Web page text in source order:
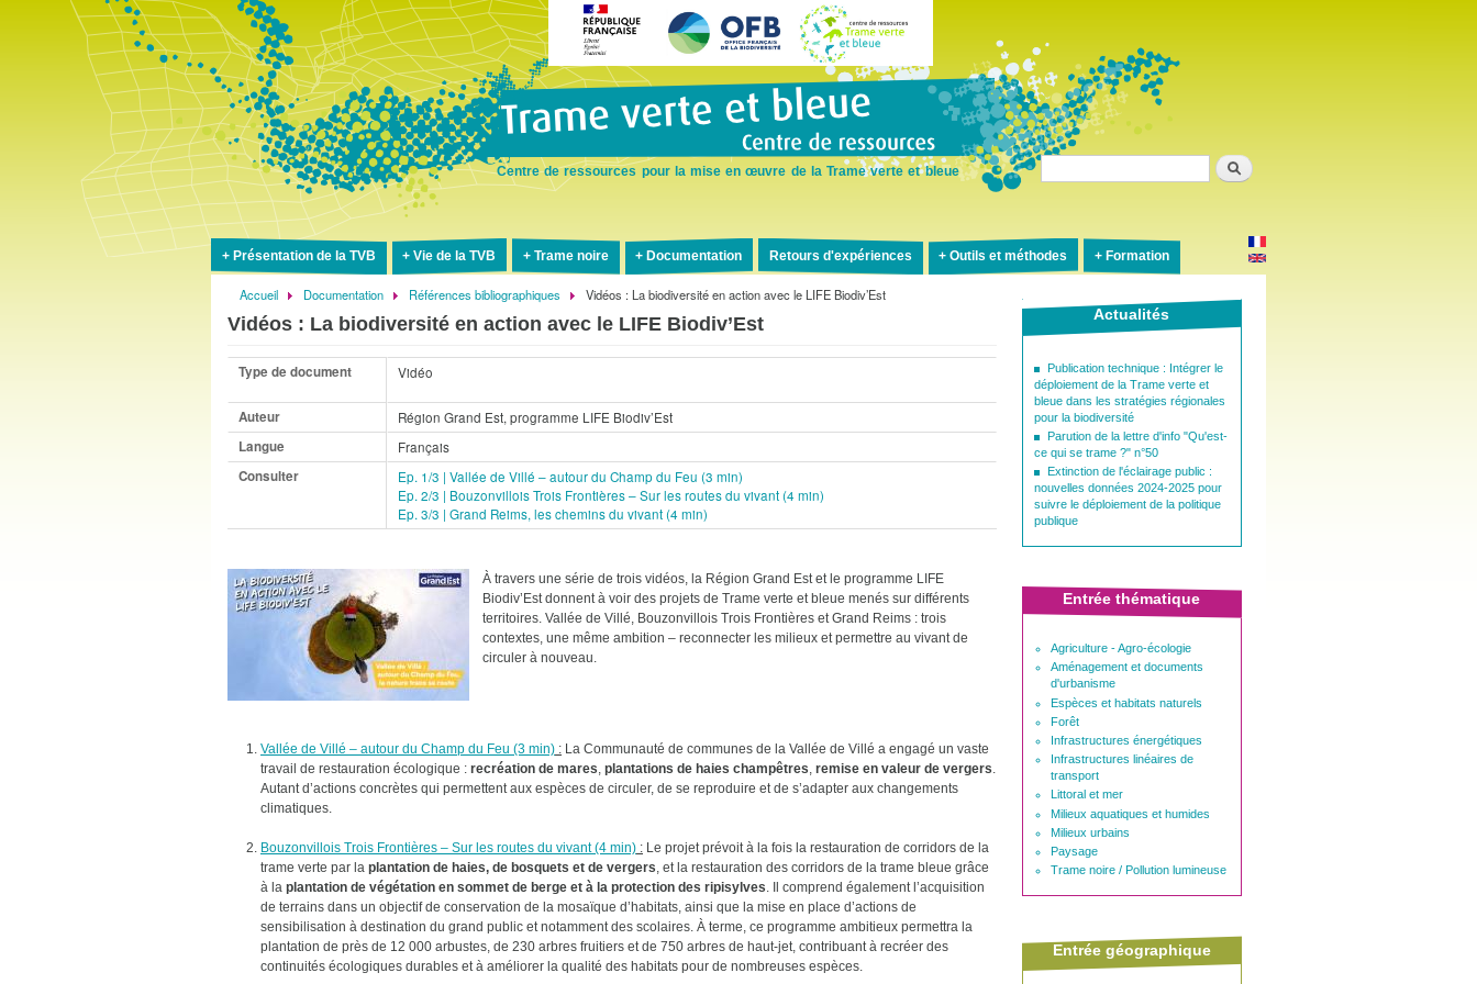
au
contenu
Centre de ressources pour la mise en œuvre de la Trame verte et bleue
Présentation de la TVB Vie de la TVB Trame noire Documentation Retours d'expériences Outils et méthodes Formation
Fil
d'Ariane
Accueil Documentation Références bibliographiques Vidéos : La biodiversité en action avec le LIFE Biodiv’Est
Vidéos : La biodiversité en action avec le LIFE Biodiv’Est
Type de document Vidéo
Auteur
Région Grand Est, programme LIFE Biodiv’Est
Langue
Français
Consulter
Ep. 1/3 | Vallée de Villé – autour du Champ du Feu (3 min)
Ep. 2/3 | Bouzonvillois Trois Frontières – Sur les routes du vivant (4 min)
Ep. 3/3 | Grand Reims, les chemins du vivant (4 min)
À travers une série de trois vidéos, la Région Grand Est et le programme LIFE
Biodiv’Est donnent à voir des projets de Trame verte et bleue menés sur différents
territoires. Vallée de Villé, Bouzonvillois Trois Frontières et Grand Reims : trois
contextes, une même ambition – reconnecter les milieux et permettre au vivant de
circuler à nouveau.
Vallée de Villé – autour du Champ du Feu (3 min) : La Communauté de communes de la Vallée de Villé a engagé un vaste
travail de restauration écologique : recréation de mares plantations de haies champêtres remise en valeur de vergers
Autant d’actions concrètes qui permettent aux espèces de circuler, de se reproduire et de s’adapter aux changements
climatiques.
Bouzonvillois Trois Frontières – Sur les routes du vivant (4 min) : Le projet prévoit à la fois la restauration de corridors de la
trame verte par la plantation de haies, de bosquets et de vergers , et la restauration des corridors de la trame bleue grâce
à la plantation de végétation en sommet de berge et à la protection des ripisylves . Il comprend également l’acquisition
de terrains dans un objectif de conservation de la mosaïque d’habitats, ainsi que la mise en place d’actions de
sensibilisation à destination du grand public et notamment des scolaires. À terme, ce programme ambitieux permettra la
plantation de près de 12 000 arbustes, de 230 arbres fruitiers et de 750 arbres de haut-jet, contribuant à recréer des
continuités écologiques durables et à améliorer la qualité des habitats pour de nombreuses espèces.
Actualités
Publication technique : Intégrer le
déploiement de la Trame verte et
bleue dans les stratégies régionales
pour la biodiversité
Parution de la lettre d'info "Qu'est-
ce qui se trame ?" n°50
Extinction de l'éclairage public :
nouvelles données 2024-2025 pour
suivre le déploiement de la politique
publique
Entrée thématique
Agriculture - Agro-écologie
Aménagement et documents
d'urbanisme
Espèces et habitats naturels
Forêt
Infrastructures énergétiques
Infrastructures linéaires de
transport
Littoral et mer
Milieux aquatiques et humides
Milieux urbains
Paysage
Trame noire / Pollution lumineuse
Entrée géographique